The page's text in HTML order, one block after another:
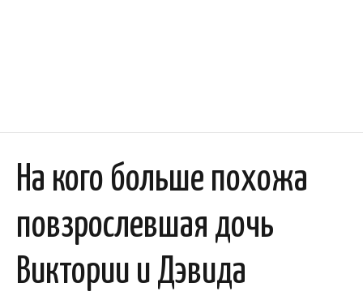
На кого больше похожа
повзрослевшая дочь
Виктории и Дэвида